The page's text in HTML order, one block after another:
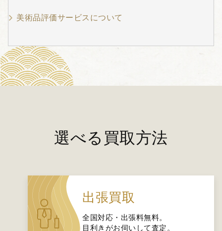
美術品評価サービスについて
選べる買取方法
出張買取
全国対応・出張料無料。
目利きがお伺いして査定。